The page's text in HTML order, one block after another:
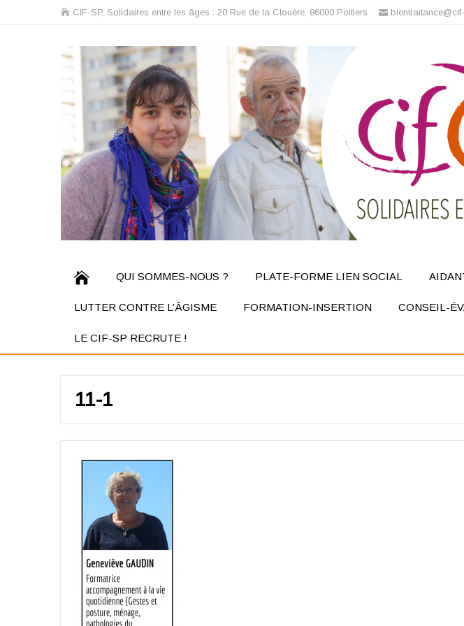
CIF-SP, Solidaires entre les âges : 20 Rue de la Clouère, 86000 Poitiers
QUI SOMMES-NOUS ? PLATE-FORME LIEN SOCIAL
LUTTER CONTRE L’ÂGISME FORMATION-INSERTION CONSEIL-
LE CIF-SP RECRUTE !
11-1